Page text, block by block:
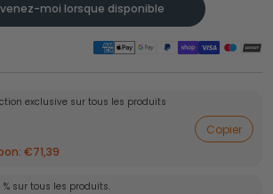
moi lorsque disponible
exclusive sur tous les produits
€71,39
Copier
% sur tous les produits.